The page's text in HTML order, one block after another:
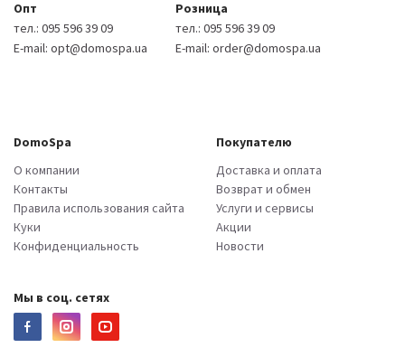
Опт
тел.: 095 596 39 09
E-mail: opt@domospa.ua
Розница
тел.: 095 596 39 09
E-mail: order@domospa.ua
DomoSpa
О компании
Контакты
Правила использования сайта
Куки
Конфиденциальность
Покупателю
Доставка и оплата
Возврат и обмен
Услуги и сервисы
Акции
Новости
Мы в соц. сетях